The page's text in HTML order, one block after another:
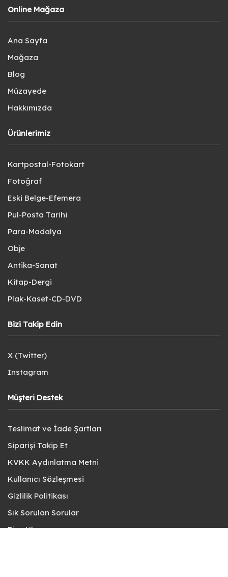
Online Mağaza
Ana Sayfa
Mağaza
Blog
Müzayede
Hakkımızda
Ürünlerimiz
Kartpostal-Fotokart
Fotoğraf
Eski Belge-Efemera
Pul-Posta Tarihi
Para-Madalya
Obje
Antika-Sanat
Kitap-Dergi
Plak-Kaset-CD-DVD
Bizi Takip Edin
X (Twitter)
Instagram
Müşteri Destek
Teslimat ve İade Şartları
Siparişi Takip Et
KVKK Aydınlatma Metni
Kullanıcı Sözleşmesi
Gizlilik Politikası
Sık Sorulan Sorular
Bize Ulaşın